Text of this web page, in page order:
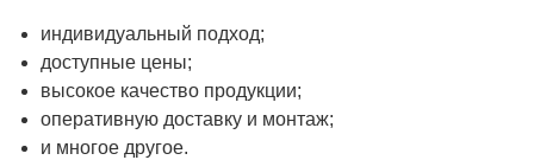
индивидуальный подход;
доступные цены;
высокое качество продукции;
оперативную доставку и монтаж;
и многое другое.